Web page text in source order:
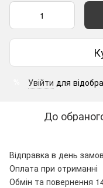
Увійти для
До
Відправка в день
Оплата при отриманні
Обмін та повернення